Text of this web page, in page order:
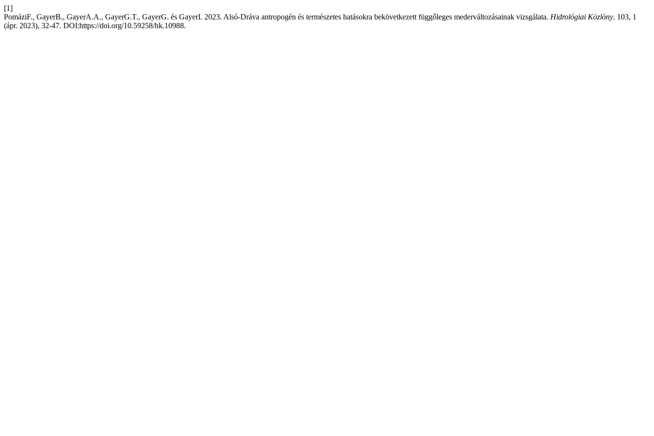
[1]
PomáziF., GayerB., GayerA.A., GayerG.T., GayerG. és GayerI. 2023. Alsó-Dráva antropogén és természetes hatásokra bekövetkezett függőleges mederváltozásainak vizsgálata. Hidrológiai Közlöny. 103, 1
(ápr. 2023), 32-47. DOI:https://doi.org/10.59258/hk.10988.